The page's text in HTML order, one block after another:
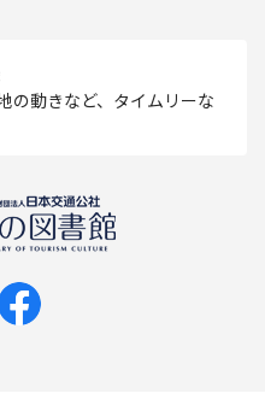
の動きなど、タイムリーな